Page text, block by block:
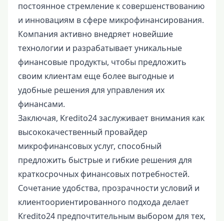
постоянное стремление к совершенствованию
и инновациям в сфере микрофинансирования.
Компания активно внедряет новейшие
технологии и разрабатывает уникальные
финансовые продукты, чтобы предложить
своим клиентам еще более выгодные и
удобные решения для управления их
финансами.
Заключая, Kredito24 заслуживает внимания как
высококачественный провайдер
микрофинансовых услуг, способный
предложить быстрые и гибкие решения для
краткосрочных финансовых потребностей.
Сочетание удобства, прозрачности условий и
клиентоориентированного подхода делает
Kredito24 предпочтительным выбором для тех,